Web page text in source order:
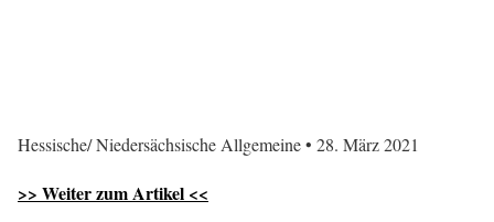
Hessische/ Niedersächsische Allgemeine • 28. März 2021
>> Weiter zum Artikel <<